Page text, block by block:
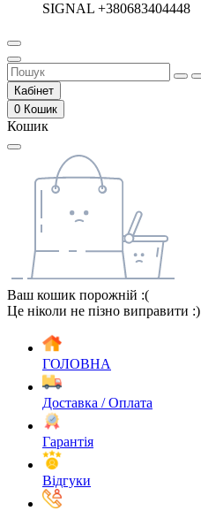
SIGNAL +380683404448
Кабінет
0 Кошик
Кошик
Ваш кошик порожній :(
Це ніколи не пізно виправити :)
ГОЛОВНА
Доставка / Оплата
Гарантія
Відгуки